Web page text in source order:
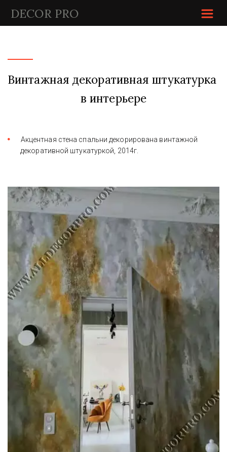
DECOR PRO
Винтажная декоративная штукатурка
в интерьере
Акцентная стена спальни декорирована винтажной
декоративной штукатуркой, 2014г.